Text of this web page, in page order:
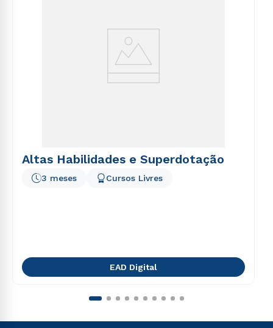
Altas Habilidades e Superdotação
3 meses Cursos Livres
EAD Digital